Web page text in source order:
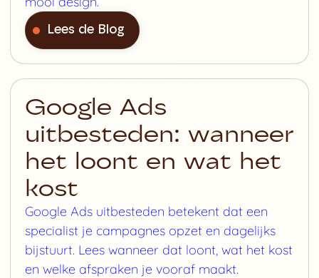
Lees de Blog
Google Ads
uitbesteden: wanneer
het loont en wat het
kost
Google Ads uitbesteden betekent dat een
specialist je campagnes opzet en dagelijks
bijstuurt. Lees wanneer dat loont, wat het kost
en welke afspraken je vooraf maakt.